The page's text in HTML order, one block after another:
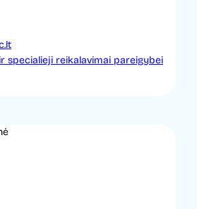
specialieji reikalavimai pareigybei